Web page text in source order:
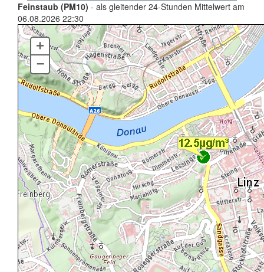
Feinstaub (PM10) - als gleitender 24-Stunden Mittelwert am
06.08.2026 22:30
+
–